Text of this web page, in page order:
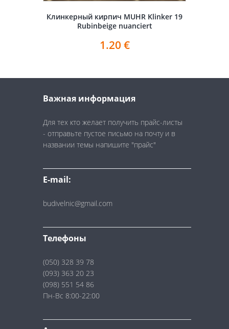
Клинкерный кирпич MUHR Klinker 19
Rubinbeige nuanciert
1.20 €
Важная информация
Для тех кто желает получить прайс-листы
- отправьте пустое письмо на почту и в
названии темы напишите "прайс"
E-mail:
budivelnic@gmail.com
Телефоны
(050) 328 39 78
(093) 363 20 23
(098) 551 54 86
Пн-Вс 8:00-22:00